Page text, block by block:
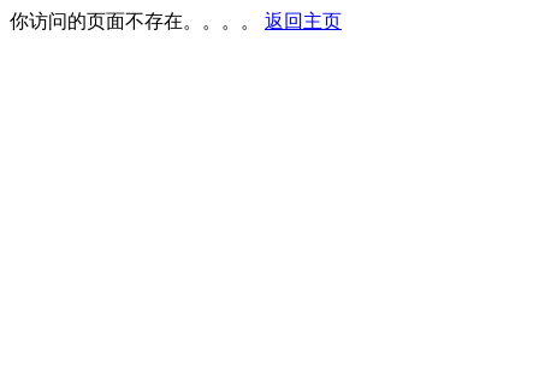
你访问的页面不存在。。。。 返回主页